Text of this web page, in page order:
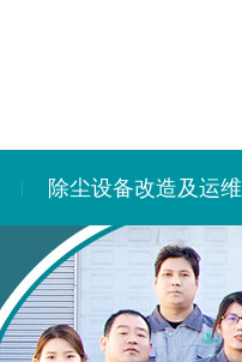
除尘设备改造及运维